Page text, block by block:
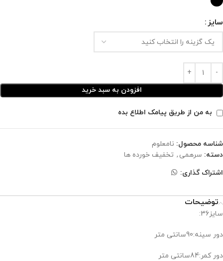
سایز
افزودن به سبد خرید
به من از طریق پیامک اطلاع بده
شناسه محصول: نامعلوم
دسته: سرهمی , تخفیف خورده ها
اشتراک گذاری:
توضیحات
سایز36:
دور سینه:90سانتی متر
دور کمر:84سانتی متر